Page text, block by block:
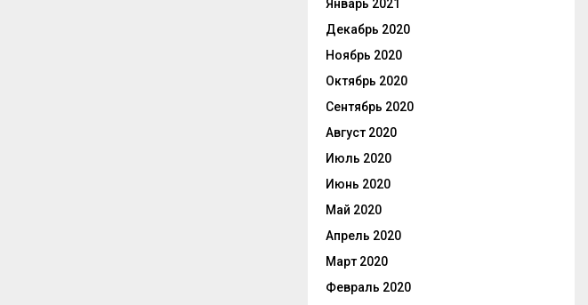
Январь 2021
Декабрь 2020
Ноябрь 2020
Октябрь 2020
Сентябрь 2020
Август 2020
Июль 2020
Июнь 2020
Май 2020
Апрель 2020
Март 2020
Февраль 2020